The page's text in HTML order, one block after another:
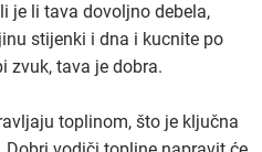
je li tava dovoljno debela,
stijenki i dna i kucnite po
zvuk, tava je dobra.
toplinom, što je ključna